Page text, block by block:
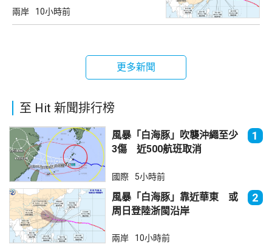
兩岸 10小時前
更多新聞
至 Hit 新聞排行榜
風暴「白海豚」吹襲沖繩至少
3傷 近500航班取消
1
國際 5小時前
風暴「白海豚」靠近華東 或
周日登陸浙閩沿岸
2
兩岸 10小時前